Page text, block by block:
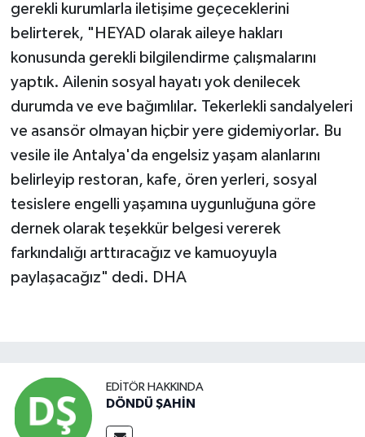
gerekli kurumlarla iletişime geçeceklerini
belirterek, "HEYAD olarak aileye hakları
konusunda gerekli bilgilendirme çalışmalarını
yaptık. Ailenin sosyal hayatı yok denilecek
durumda ve eve bağımlılar. Tekerlekli sandalyeleri
ve asansör olmayan hiçbir yere gidemiyorlar. Bu
vesile ile Antalya'da engelsiz yaşam alanlarını
belirleyip restoran, kafe, ören yerleri, sosyal
tesislere engelli yaşamına uygunluğuna göre
dernek olarak teşekkür belgesi vererek
farkındalığı arttıracağız ve kamuoyuyla
paylaşacağız" dedi. DHA
EDITÖR HAKKINDA
DÖNDÜ ŞAHİN